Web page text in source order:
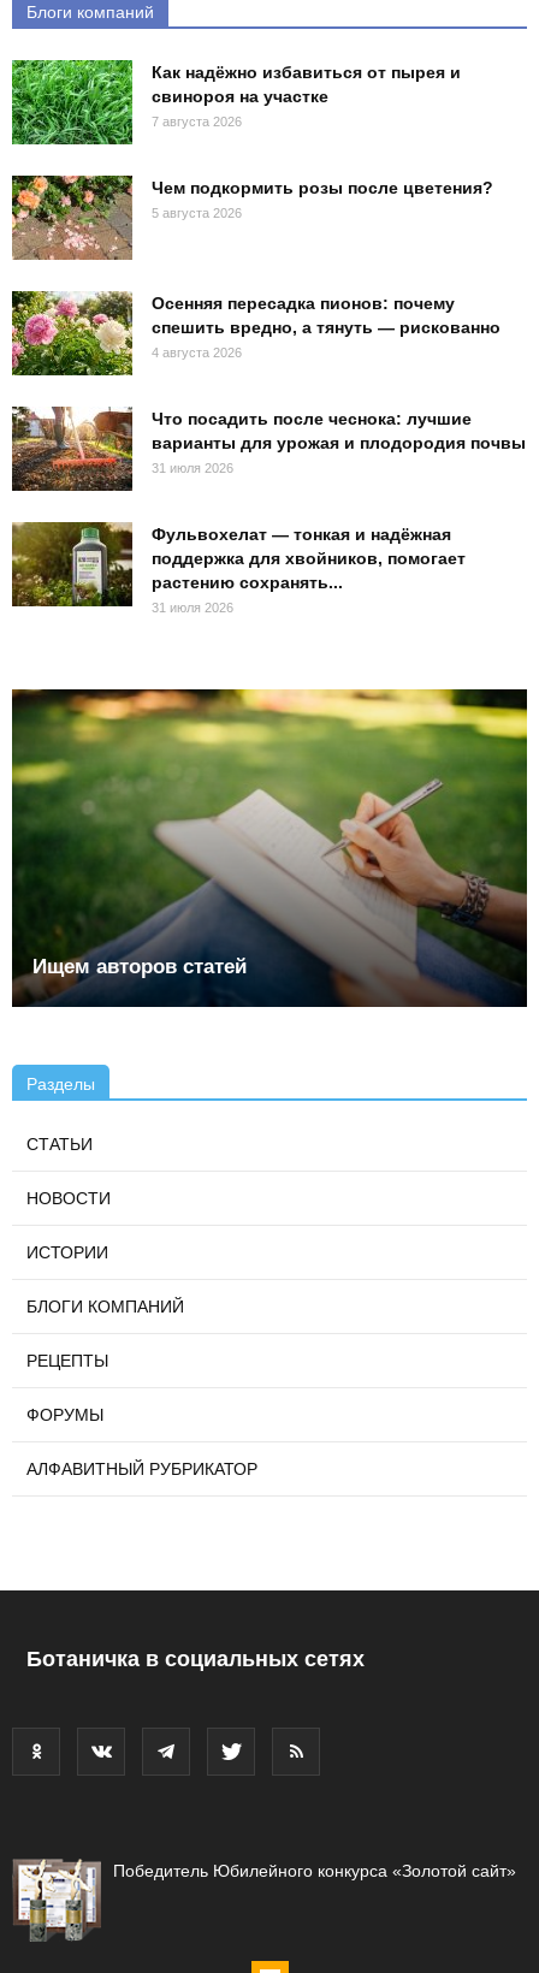
Блоги компаний
Как надёжно избавиться от пырея и
свинороя на участке
7 августа 2026
Чем подкормить розы после цветения?
5 августа 2026
Осенняя пересадка пионов: почему
спешить вредно, а тянуть — рискованно
4 августа 2026
Что посадить после чеснока: лучшие
варианты для урожая и плодородия почвы
31 июля 2026
Фульвохелат — тонкая и надёжная
поддержка для хвойников, помогает
растению сохранять...
31 июля 2026
Ищем авторов статей
Разделы
СТАТЬИ
НОВОСТИ
ИСТОРИИ
БЛОГИ КОМПАНИЙ
РЕЦЕПТЫ
ФОРУМЫ
АЛФАВИТНЫЙ РУБРИКАТОР
Ботаничка в социальных сетях
Победитель Юбилейного конкурса «Золотой сайт»